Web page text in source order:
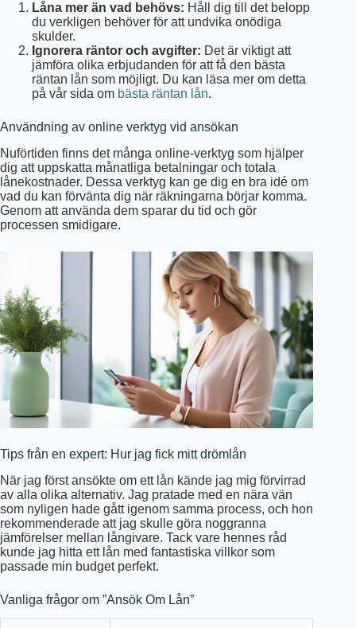
Låna mer än vad behövs: Håll dig till det belopp
du verkligen behöver för att undvika onödiga
skulder.
Ignorera räntor och avgifter: Det är viktigt att
jämföra olika erbjudanden för att få den bästa
räntan lån som möjligt. Du kan läsa mer om detta
på vår sida om bästa räntan lån.
Användning av online verktyg vid ansökan
Nuförtiden finns det många online-verktyg som hjälper
dig att uppskatta månatliga betalningar och totala
lånekostnader. Dessa verktyg kan ge dig en bra idé om
vad du kan förvänta dig när räkningarna börjar komma.
Genom att använda dem sparar du tid och gör
processen smidigare.
Tips från en expert: Hur jag fick mitt drömlån
När jag först ansökte om ett lån kände jag mig förvirrad
av alla olika alternativ. Jag pratade med en nära vän
som nyligen hade gått igenom samma process, och hon
rekommenderade att jag skulle göra noggranna
jämförelser mellan långivare. Tack vare hennes råd
kunde jag hitta ett lån med fantastiska villkor som
passade min budget perfekt.
Vanliga frågor om ”Ansök Om Lån”